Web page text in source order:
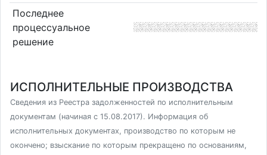
Последнее
процессуальное
решение
ИСПОЛНИТЕЛЬНЫЕ ПРОИЗВОДСТВА
Сведения из Реестра задолженностей по исполнительным
документам (начиная с 15.08.2017). Информация об
исполнительных документах, производство по которым не
окончено; взыскание по которым прекращено по основаниям,